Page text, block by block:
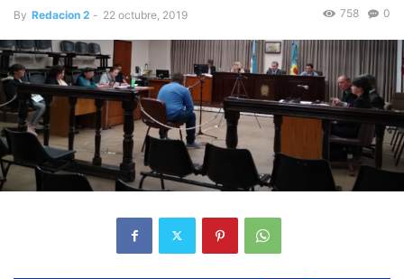
By Redacion 2 - 22 octubre, 2019 0
758